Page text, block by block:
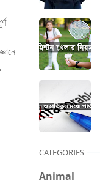
CATEGORIES
Animal